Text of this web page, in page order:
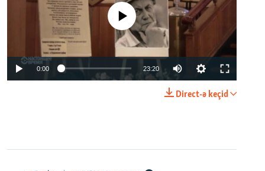
No media source currently available
0:00 23:20
Direct-ə keçid